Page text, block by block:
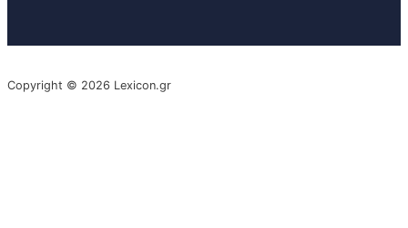
Copyright © 2026 Lexicon.gr